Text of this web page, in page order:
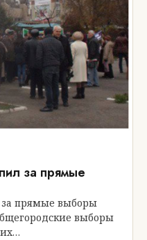
за прямые
прямые выборы
выборы